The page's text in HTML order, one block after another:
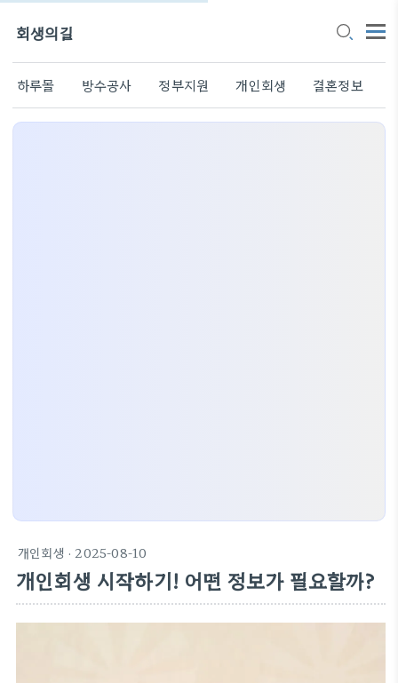
회생의길
하루몰 방수공사 정부지원 개인회생 결혼정보
개인회생 · 2025-08-10
개인회생 시작하기! 어떤 정보가 필요할까?